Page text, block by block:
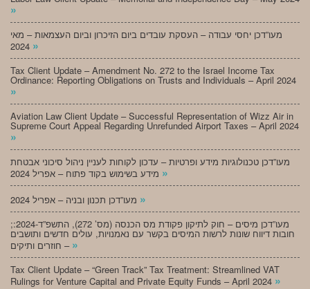
»
מעו”דכן יחסי עבודה – העסקת עובדים ביום הזיכרון וביום העצמאות – מאי
»
Tax Client Update – Amendment No. 272 to the Israel Income Tax
Ordinance: Reporting Obligations on Trusts and Individuals – April 2024
»
Aviation Law Client Update – Successful Representation of Wizz Air in
Supreme Court Appeal Regarding Unrefunded Airport Taxes – April 2024
»
מעו”דכן טכנולוגיות מידע ופרטיות – עדכון לקוחות לעניין ניהול סיכוני אבטחת
»
»
;מעו”דכן מיסים – חוק לתיקון פקודת מס הכנסה (מס’ 272), התשפ”ד-2024:
חובות דיווח שונות לרשות המיסים בקשר עם נאמנויות, עולים חדשים ותושבים
חוזרים ותיקים – »
Tax Client Update – “Green Track” Tax Treatment: Streamlined VAT
Rulings for Venture Capital and Private Equity Funds – April 2024 »